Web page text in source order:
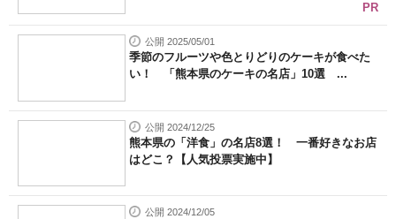
PR
公開 2025/05/01
季節のフルーツや色とりどりのケーキが食べた
い！ 「熊本県のケーキの名店」10選 ...
公開 2024/12/25
熊本県の「洋食」の名店8選！ 一番好きなお店
はどこ？【人気投票実施中】
公開 2024/12/05